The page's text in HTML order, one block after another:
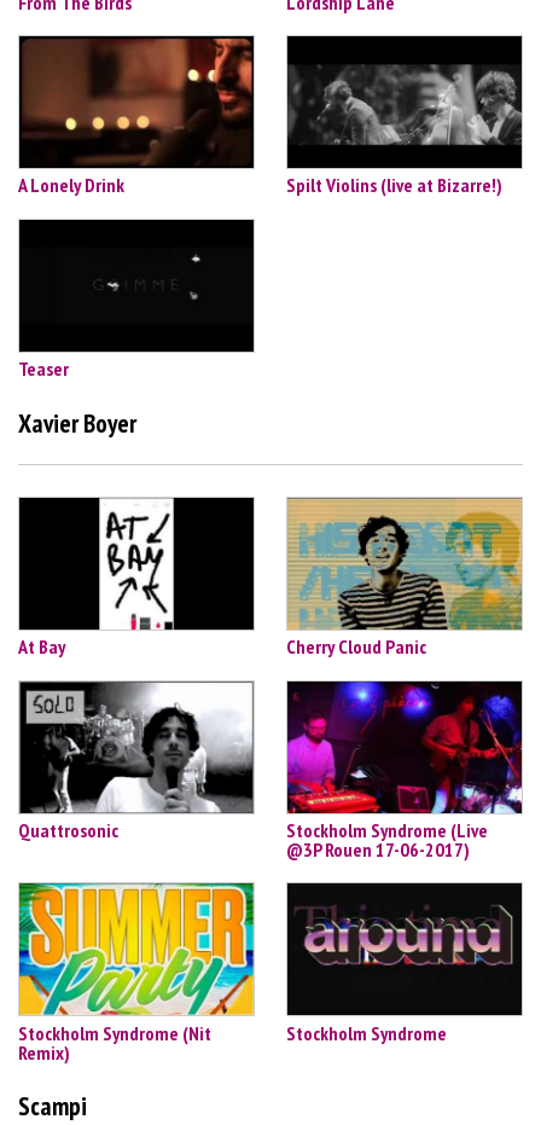
A Lonely Drink Spilt Violins (live at Bizarre!)
Teaser
Xavier Boyer
At Bay Cherry Cloud Panic
Quattrosonic
Stockholm Syndrome (Live
@3P Rouen 17-06-2017)
Stockholm Syndrome (Nit
Remix)
Stockholm Syndrome
Scampi